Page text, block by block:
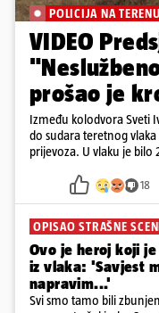
POLICIJA NA TERENU
VIDEO
prošao je
Između kolodvora Sveti
do sudara teretnog
prijevoza. U vlaku je
18
OPISAO STRAŠNE
Ovo je heroj koji
iz vlaka: 'Savjest
napravim...'
Svi smo tamo bili